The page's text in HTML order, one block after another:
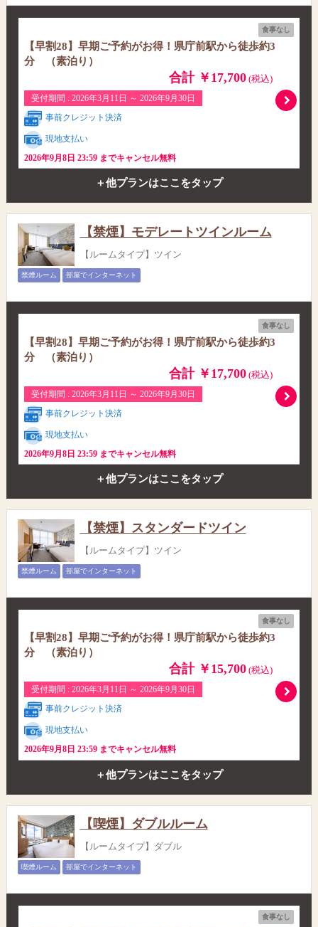
食事なし
【早割28】早期ご予約がお得！県庁前駅から徒歩約3
分 （素泊り）
合計 ￥17,700(税込)
受付期間 : 2026年3月11日 ～ 2026年9月30日
事前クレジット決済
現地支払い
2026年9月8日 23:59 までキャンセル無料
＋他プランはここをタップ
【禁煙】モデレートツインルーム
【ルームタイプ】ツイン
禁煙ルーム 部屋でインターネット
食事なし
【早割28】早期ご予約がお得！県庁前駅から徒歩約3
分 （素泊り）
合計 ￥17,700(税込)
受付期間 : 2026年3月11日 ～ 2026年9月30日
事前クレジット決済
現地支払い
2026年9月8日 23:59 までキャンセル無料
＋他プランはここをタップ
【禁煙】スタンダードツイン
【ルームタイプ】ツイン
禁煙ルーム 部屋でインターネット
食事なし
【早割28】早期ご予約がお得！県庁前駅から徒歩約3
分 （素泊り）
合計 ￥15,700(税込)
受付期間 : 2026年3月11日 ～ 2026年9月30日
事前クレジット決済
現地支払い
2026年9月8日 23:59 までキャンセル無料
＋他プランはここをタップ
【喫煙】ダブルルーム
【ルームタイプ】ダブル
喫煙ルーム 部屋でインターネット
食事なし